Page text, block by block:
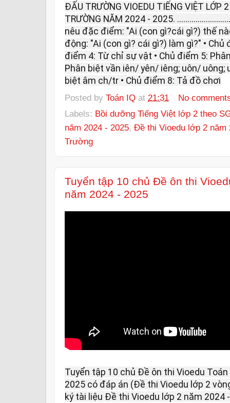
ĐẤU TRƯỜNG VIOEDU TIẾNG VIỆT LỚP
TRƯỜNG NĂM 2024 - 2025.
nêu đặc điểm: "Ai (con gì?cái gì?) thế
động: "Ai (con gì? cái gì?) làm gì?" •
điểm 4: Từ chỉ sự vật • Chủ điểm 5:
Phân biệt vần iên/ yên/ iêng; uôn/ uông;
biệt âm ch/tr • Chủ điểm 8: Tả đồ chơi
Posted by Toán IQ at 21:31
No
Labels: Bồi dưỡng Tiếng Việt lớp 2 theo
năm 2024 - 2025, Đề thi Vioedu lớp 2 năm
Trường
Tuyển tập 10 chủ Đề ôn thi
năm 2024 - 2025
Tuyển tập 10 chủ Đề ôn thi Vioedu
2025 có đáp án (Đề thi Vioedu lớp 2
ký tài liệu Đề thi Vioedu lớp 2 năm 2024